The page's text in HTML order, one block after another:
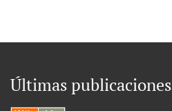
Últimas publicaciones